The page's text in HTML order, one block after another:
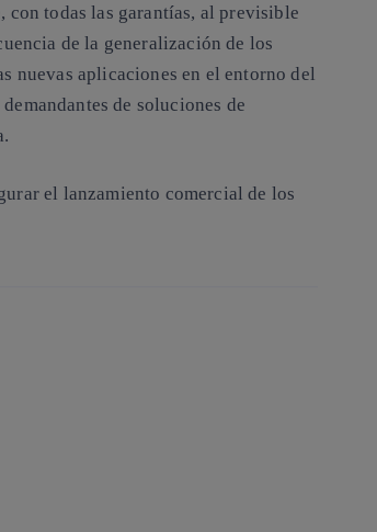
con todas las garantías, al previsible
de la generalización de los
nuevas aplicaciones en el entorno del
de soluciones de
el lanzamiento comercial de los